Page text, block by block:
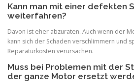
Kann man mit einer defekten
weiterfahren?
Davon ist eher abzuraten. Auch wenn der
kann sich der Schaden verschlimmern und
Reparaturkosten verursachen.
Muss bei Problemen mit der
der ganze Motor ersetzt